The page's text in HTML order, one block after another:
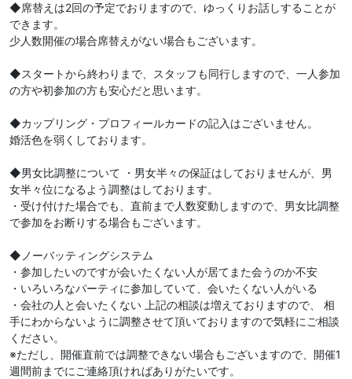
◆席替えは2回の予定でおりますので、ゆっくりお話しすることが
できます。
少人数開催の場合席替えがない場合もございます。
◆スタートから終わりまで、スタッフも同行しますので、一人参加
の方や初参加の方も安心だと思います。
◆カップリング・プロフィールカードの記入はございません。
婚活色を弱くしております。
◆男女比調整について ・男女半々の保証はしておりませんが、男
女半々位になるよう調整はしております。
・受け付けた場合でも、直前まで人数変動しますので、男女比調整
で参加をお断りする場合もございます。
◆ノーバッティングシステム
・参加したいのですが会いたくない人が居てまた会うのか不安
・いろいろなパーティに参加していて、会いたくない人がいる
・会社の人と会いたくない 上記の相談は増えておりますので、 相
手にわからないように調整させて頂いておりますので気軽にご相談
ください。
※ただし、開催直前では調整できない場合もございますので、開催1
週間前までにご連絡頂ければありがたいです。